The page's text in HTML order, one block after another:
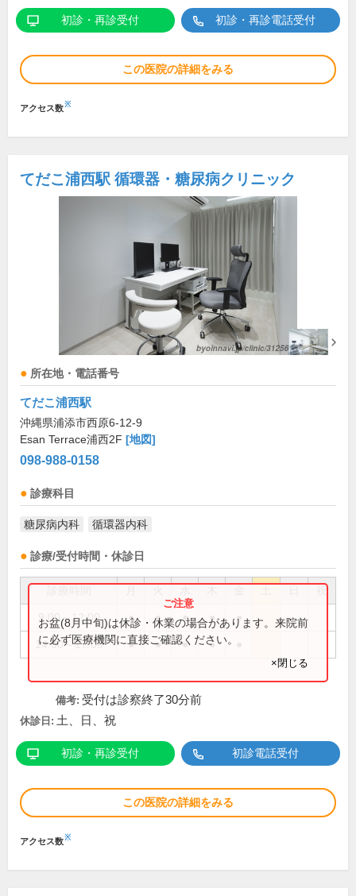
初診・再診受付 初診・再診電話受付
この医院の詳細をみる
アクセス数※
てだこ浦西駅 循環器・糖尿病クリニック
所在地・電話番号
てだこ浦西駅
沖縄県浦添市西原6-12-9
Esan Terrace浦西2F [地図]
098-988-0158
診療科目
糖尿病内科 循環器内科
診療/受付時間・休診日
祝
9:00～12:00 ● ● ● ● ●
14:00～17:00 ● ● ● ●
お盆(8月中旬)は休診・休業の場合があります。来院前
に必ず医療機関に直接ご確認ください。
×閉じる
備考: 受付は診察終了30分前
休診日: 土、日、祝
初診・再診受付 初診電話受付
この医院の詳細をみる
アクセス数※